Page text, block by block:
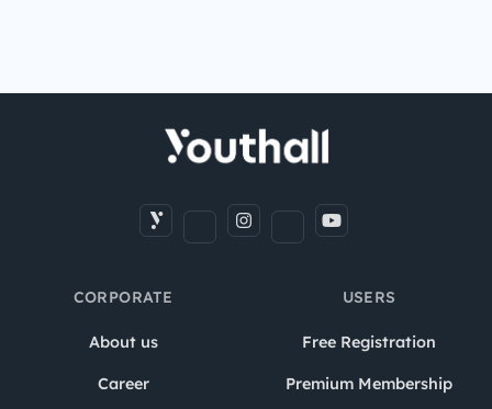
CORPORATE
About us
Career
USERS
Free Registration
Premium Membership